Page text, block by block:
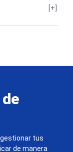
tus
de manera